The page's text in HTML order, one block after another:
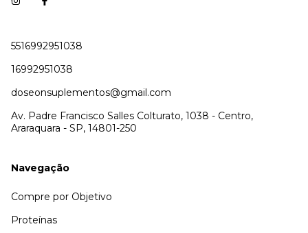
5516992951038
16992951038
doseonsuplementos@gmail.com
Av. Padre Francisco Salles Colturato, 1038 - Centro,
Araraquara - SP, 14801-250
Navegação
Compre por Objetivo
Proteínas